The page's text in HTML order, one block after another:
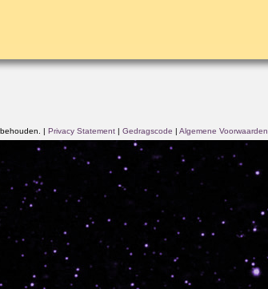
| Privacy Statement| Gedragscode | Algemene Voorwaarden